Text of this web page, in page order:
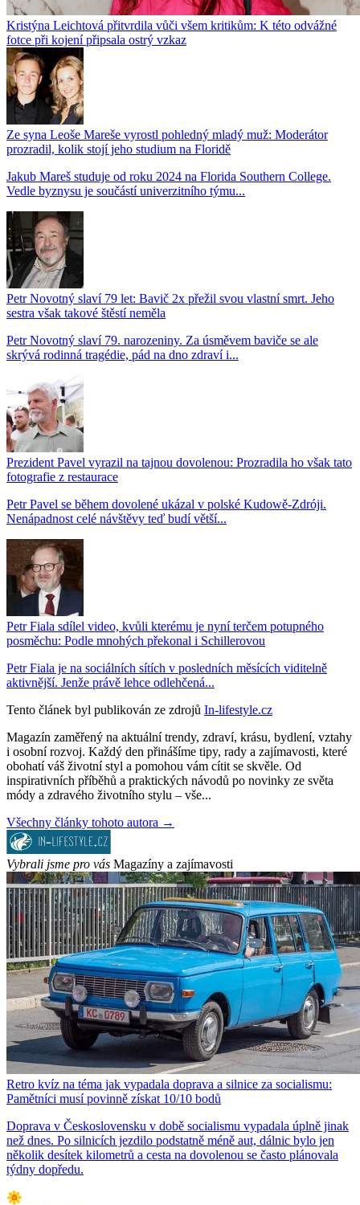
Kristýna Leichtová přitvrdila vůči všem kritikům: K této odvážné
fotce při kojení připsala ostrý vzkaz
Ze syna Leoše Mareše vyrostl pohledný mladý muž: Moderátor
prozradil, kolik stojí jeho studium na Floridě
Jakub Mareš studuje od roku 2024 na Florida Southern College.
Vedle byznysu je součástí univerzitního týmu...
Petr Novotný slaví 79 let: Bavič 2x přežil svou vlastní smrt. Jeho
sestra však takové štěstí neměla
Petr Novotný slaví 79. narozeniny. Za úsměvem baviče se ale
skrývá rodinná tragédie, pád na dno zdraví i...
Prezident Pavel vyrazil na tajnou dovolenou: Prozradila ho však tato
fotografie z restaurace
Petr Pavel se během dovolené ukázal v polské Kudowě-Zdróji.
Nenápadnost celé návštěvy teď budí větší...
Petr Fiala sdílel video, kvůli kterému je nyní terčem potupného
posměchu: Podle mnohých překonal i Schillerovou
Petr Fiala je na sociálních sítích v posledních měsících viditelně
aktivnější. Jenže právě lehce odlehčená...
Tento článek byl publikován ze zdrojů In-lifestyle.cz
Magazín zaměřený na aktuální trendy, zdraví, krásu, bydlení, vztahy
i osobní rozvoj. Každý den přinášíme tipy, rady a zajímavosti, které
obohatí váš životní styl a pomohou vám cítit se skvěle. Od
inspirativních příběhů a praktických návodů po novinky ze světa
módy a zdravého životního stylu – vše...
Všechny články tohoto autora →
Vybrali jsme pro vás Magazíny a zajímavosti
Retro kvíz na téma jak vypadala doprava a silnice za socialismu:
Pamětníci musí povinně získat 10/10 bodů
Doprava v Československu v době socialismu vypadala úplně jinak
než dnes. Po silnicích jezdilo podstatně méně aut, dálnic bylo jen
několik desítek kilometrů a cesta na dovolenou se často plánovala
týdny dopředu.